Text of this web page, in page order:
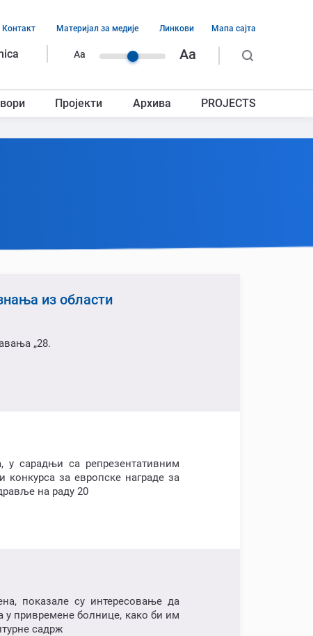
Aa Aa
Контакт Материјал за медије Линкови Мапа сајта
Пројекти Архива PROJECTS
из области
„28.
у сарадњи са репрезентативним
конкурса за европске награде за
на раду 20
показале су интересовање да
у привремене болнице, како би им
садрж